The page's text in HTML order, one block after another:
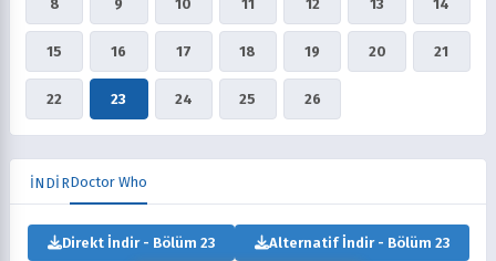
8 9 10 11 12 13 14
15 16 17 18 19 20 21
22 23 24 25 26
İNDİRDoctor Who
Direkt İndir - Bölüm 23 Alternatif İndir - Bölüm 23